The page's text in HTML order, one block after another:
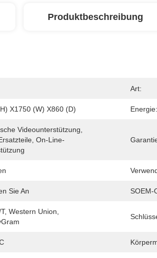
Produktbeschreibung
Art:
X1750 (W) X860 (D) Energie:
Videounterstützung,
On-Line-
Sie An SOEM-
Western Union,